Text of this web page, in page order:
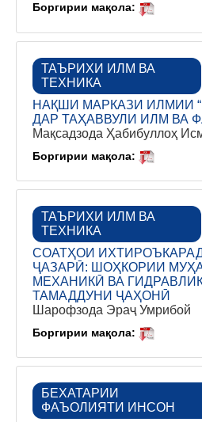
Боргирии мақола:
ТАЪРИХИ ИЛМ ВА
ТЕХНИКА
НАҚШИ МАРКАЗИ ИЛМИИ
ДАР ТАҲАВВУЛИ ИЛМ ВА
Мақсадзода Ҳабибуллоҳ
Боргирии мақола:
ТАЪРИХИ ИЛМ ВА
ТЕХНИКА
СОАТҲОИ
ҶАЗАРӢ: ШОҲКОРИИ
МЕХАНИКӢ ВА
ТАМАДДУНИ ҶАҲОНӢ
Шарофзода Эраҷ Умрибой
Боргирии мақола:
БЕХАТАРИИ
ФАЪОЛИЯТИ ИНСОН